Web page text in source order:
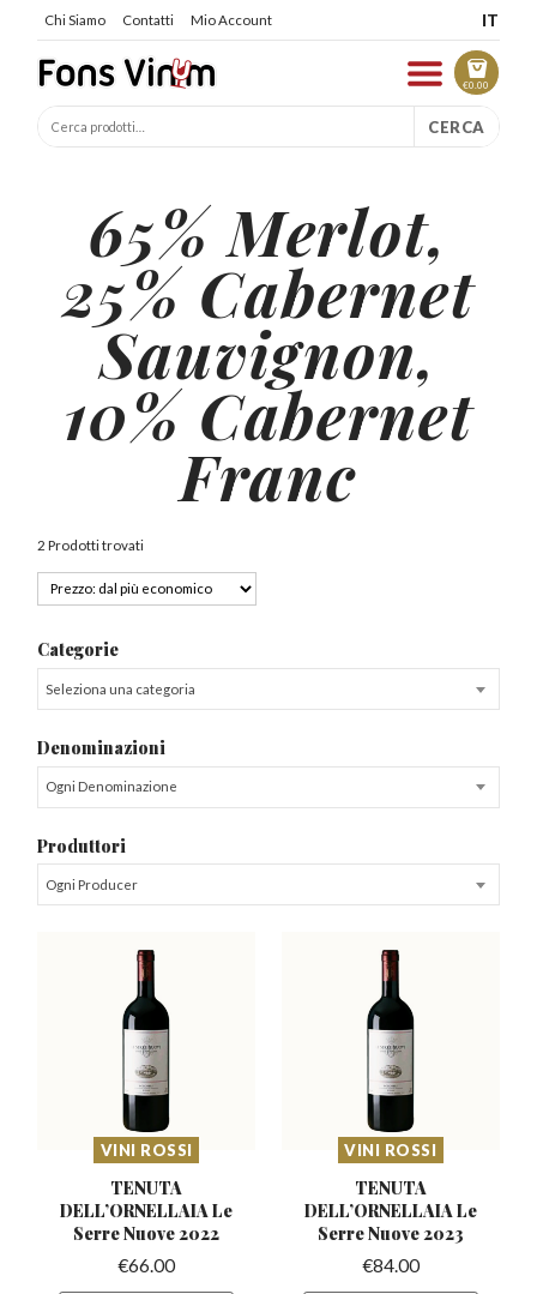
Chi Siamo Contatti Mio Account IT
€0.00
CERCA
65% Merlot,
25% Cabernet
Sauvignon,
10% Cabernet
Franc
2 Prodotti trovati
Categorie
Seleziona una categoria
Denominazioni
Ogni Denominazione
Produttori
Ogni Producer
VINI ROSSI
TENUTA
DELL’ORNELLAIALe
Serre Nuove 2022
€66.00
VINI ROSSI
TENUTA
DELL’ORNELLAIA Le
Serre Nuove 2023
€84.00